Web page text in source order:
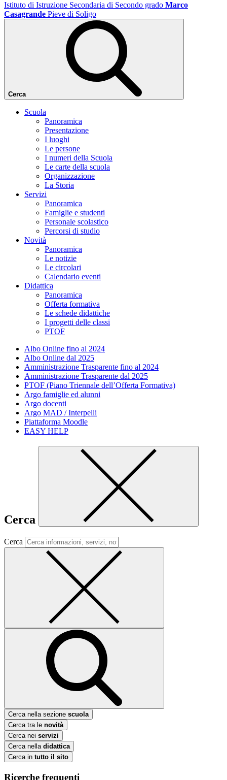
Istituto di Istruzione Secondaria di Secondo grado Marco
Casagrande Pieve di Soligo
Cerca
Scuola
Panoramica
Presentazione
I luoghi
Le persone
I numeri della Scuola
Le carte della scuola
Organizzazione
La Storia
Servizi
Panoramica
Famiglie e studenti
Personale scolastico
Percorsi di studio
Novità
Panoramica
Le notizie
Le circolari
Calendario eventi
Didattica
Panoramica
Offerta formativa
Le schede didattiche
I progetti delle classi
PTOF
Albo Online fino al 2024
Albo Online dal 2025
Amministrazione Trasparente fino al 2024
Amministrazione Trasparente dal 2025
PTOF (Piano Triennale dell’Offerta Formativa)
Argo famiglie ed alunni
Argo docenti
Argo MAD / Interpelli
Piattaforma Moodle
EASY HELP
Cerca
Cerca
Cerca nella sezione scuola
Cerca tra le novità
Cerca nei servizi
Cerca nella didattica
Cerca in tutto il sito
Ricerche frequenti